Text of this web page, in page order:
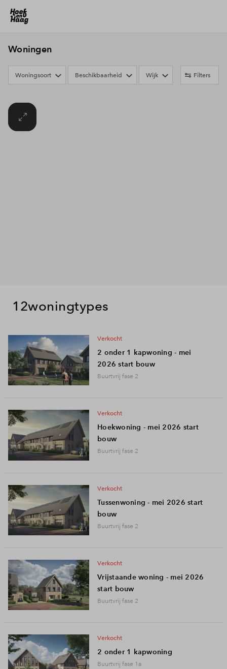
Woningen
Woningsoort Beschikbaarheid Wijk Filters
12woningtypes
verkocht
2 onder 1 kapwoning - mei
2026 start bouw
Buurtvrij fase 2
verkocht
Hoekwoning - mei 2026 start
bouw
Buurtvrij fase 2
verkocht
Tussenwoning - mei 2026 start
bouw
Buurtvrij fase 2
verkocht
Vrijstaande woning - mei 2026
start bouw
Buurtvrij fase 2
verkocht
2 onder 1 kapwoning
Buurtvrij fase 1a